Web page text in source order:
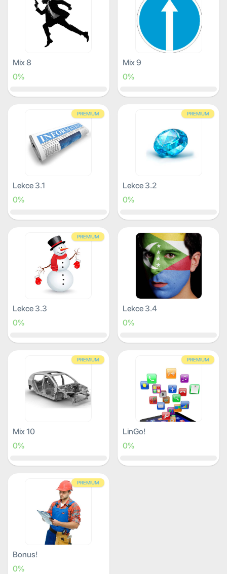
Mix 8
0%
Mix 9
0%
PREMIUM
Lekce 3.1
0%
PREMIUM
Lekce 3.2
0%
PREMIUM
Lekce 3.3
0%
Lekce 3.4
0%
PREMIUM
Mix 10
0%
PREMIUM
LinGo!
0%
PREMIUM
Bonus!
0%